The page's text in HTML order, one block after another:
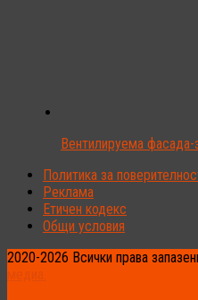
Вентилируема
Политика за
Реклама
Етичен кодекс
Общи условия
2020-2026 Всички права